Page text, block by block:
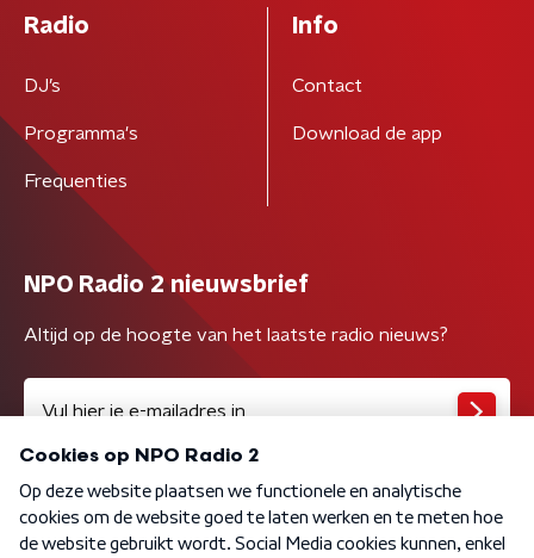
Radio
DJ’s
Programma's
Frequenties
Info
Contact
Download de app
NPO Radio 2 nieuwsbrief
Altijd op de hoogte van het laatste radio nieuws?